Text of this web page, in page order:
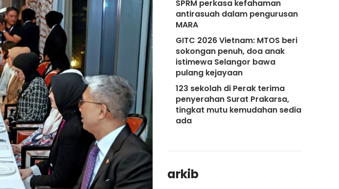
SPRM perkasa kefahaman
antirasuah dalam pengurusan
MARA
GITC 2026 Vietnam: MTOS beri
sokongan penuh, doa anak
istimewa Selangor bawa
pulang kejayaan
123 sekolah di Perak terima
penyerahan Surat Prakarsa,
tingkat mutu kemudahan sedia
ada
arkib